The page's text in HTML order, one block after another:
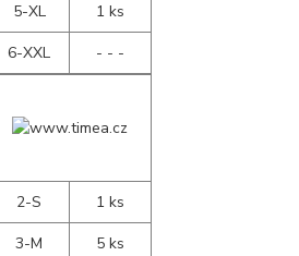
5-XL
1 ks
6-XXL
- - -
2-S
1 ks
3-M
5 ks